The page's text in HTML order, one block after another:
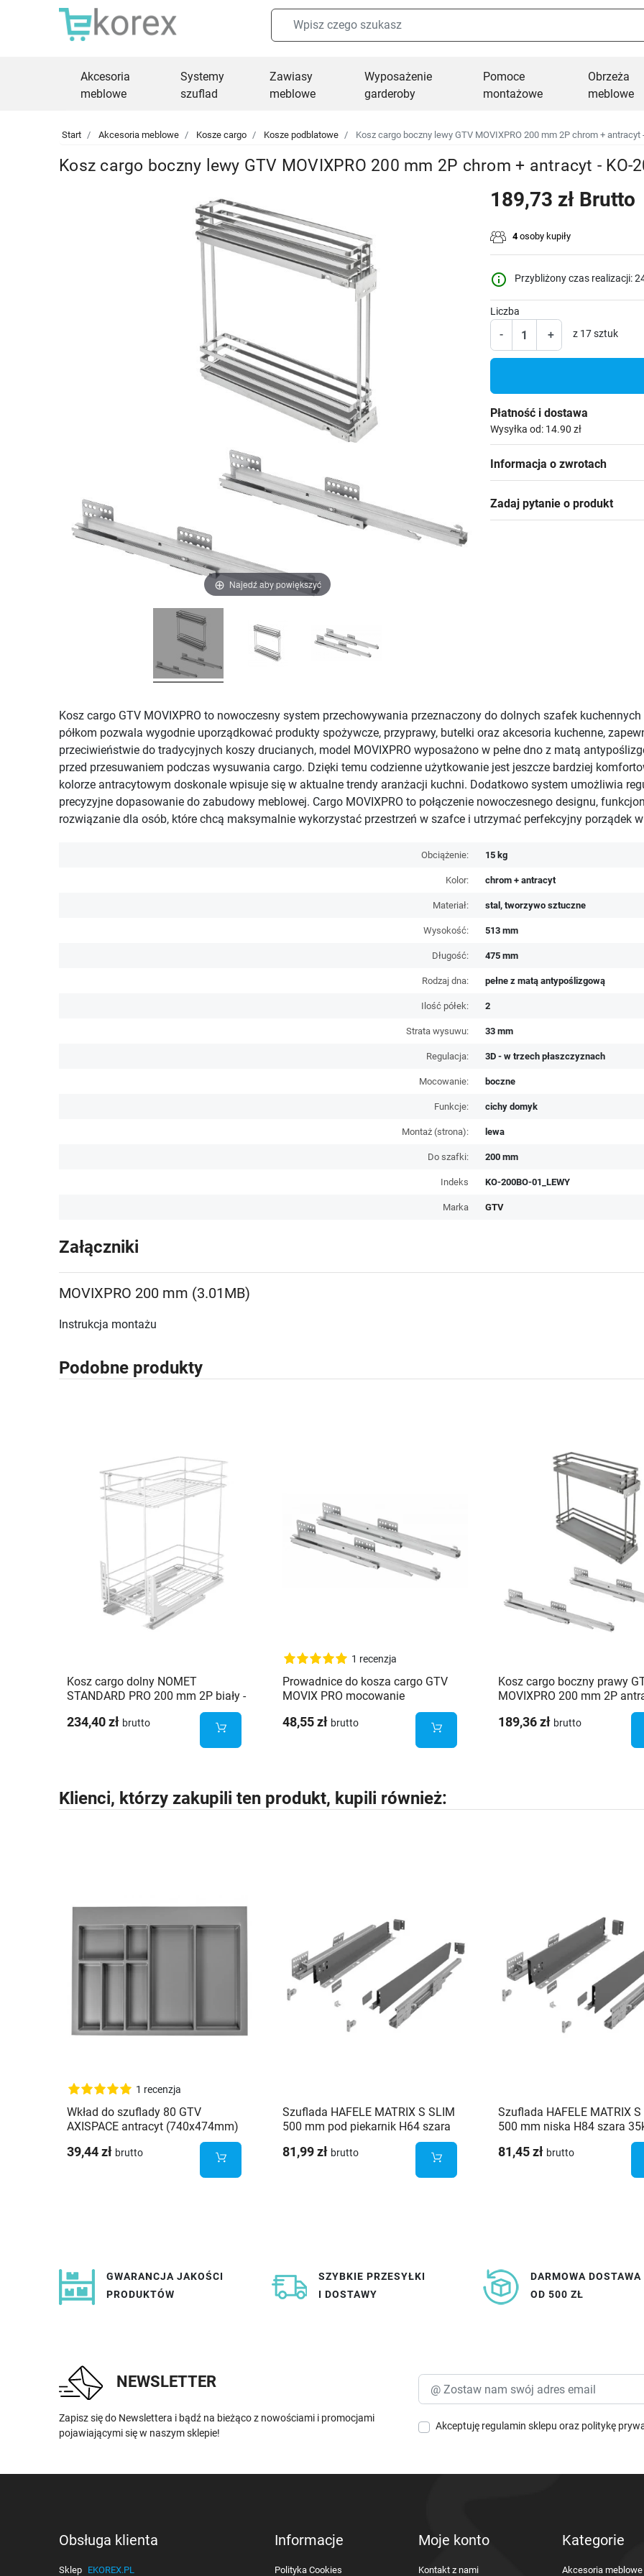
Akcesoria
meblowe
Systemy
szuflad
Zawiasy
meblowe
Wyposażenie
garderoby
Pomoce
montażowe
Obrzeża
meblowe
Start Akcesoria meblowe Kosze cargo Kosze podblatowe Kosz cargo boczny lewy GTV MOVIXPRO 200 mm 2P chrom + antracyt
Kosz cargo boczny lewy GTV MOVIXPRO 200 mm 2P chrom + antracyt - KO-
Najedź aby powiększyć
189,73 zł Brutto
4osoby kupiły
info_outline Przybliżony czas realizacji:
Liczba
- + z 17 sztuk
Płatność i dostawa
Wysyłka od: 14.90 zł
Informacja o zwrotach
Zadaj pytanie o produkt
Kosz cargo GTV MOVIXPRO to nowoczesny system przechowywania przeznaczony do dolnych szafek
półkom pozwala wygodnie uporządkować produkty spożywcze, przyprawy, butelki oraz akcesoria kuchenne,
przeciwieństwie do tradycyjnych koszy drucianych, model MOVIXPRO wyposażono w pełne dno z matą
przed przesuwaniem podczas wysuwania cargo. Dzięki temu codzienne użytkowanie jest jeszcze bardziej
kolorze antracytowym doskonale wpisuje się w aktualne trendy aranżacji kuchni. Dodatkowo system umożliwia
precyzyjne dopasowanie do zabudowy meblowej. Cargo MOVIXPRO to połączenie nowoczesnego designu,
rozwiązanie dla osób, które chcą maksymalnie wykorzystać przestrzeń w szafce i utrzymać perfekcyjny porządek
Obciążenie: 15 kg
Kolor: chrom + antracyt
Materiał: stal, tworzywo sztuczne
Wysokość: 513 mm
Długość: 475 mm
Rodzaj dna: pełne z matą antypoślizgową
Ilość półek: 2
Strata wysuwu: 33 mm
Regulacja: 3D - w trzech płaszczyznach
Mocowanie: boczne
Funkcje: cichy domyk
Montaż (strona): lewa
Do szafki: 200 mm
Indeks KO-200BO-01_LEWY
Marka GTV
Załączniki
MOVIXPRO 200 mm (3.01MB)
Instrukcja montażu
Podobne produkty
Kosz cargo dolny NOMET
STANDARD PRO 200 mm 2P biały -
234,40 zł brutto
1 recenzja
Prowadnice do kosza cargo GTV
MOVIX PRO mocowanie
lewostronne PB-KO450BO-L1
48,55 zł brutto
Kosz cargo boczny prawy
MOVIXPRO 200 mm 2P
189,36 zł brutto
Klienci, którzy zakupili ten produkt, kupili również:
1 recenzja
Wkład do szuflady 80 GTV
AXISPACE antracyt (740x474mm)
39,44 zł brutto
Szuflada HAFELE MATRIX S SLIM
500 mm pod piekarnik H64 szara
81,99 zł brutto
Szuflada HAFELE MATRIX S
500 mm niska H84 szara
81,45 zł brutto
GWARANCJA JAKOŚCI
PRODUKTÓW
SZYBKIE PRZESYŁKI
I DOSTAWY
DARMOWA DOSTAWA
OD 500 ZŁ
NEWSLETTER
Zapisz się do Newslettera i bądź na bieżąco z nowościami i promocjami
pojawiającymi się w naszym sklepie!
Akceptuję regulamin sklepu oraz politykę
Obsługa klienta
Sklep EKOREX.PL
Informacje
Polityka Cookies
Moje konto
Kontakt z nami
Kategorie
Akcesoria meblowe